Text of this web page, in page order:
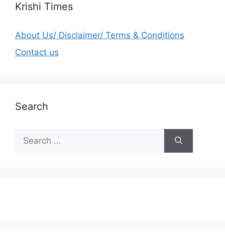
Krishi Times
About Us/ Disclaimer/ Terms & Conditions
Contact us
Search